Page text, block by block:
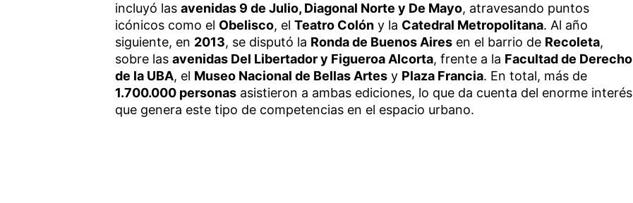
incluyó las avenidas 9 de Julio, Diagonal Norte y De Mayo, atravesando puntos
icónicos como el Obelisco, el Teatro Colóny la Catedral Metropolitana. Al año
siguiente, en 2013, se disputó la Ronda de Buenos Airesen el barrio de Recoleta,
sobre las avenidas Del Libertador y Figueroa Alcorta, frente a la Facultad de Derecho
de la UBA, el Museo Nacional de Bellas Artesy Plaza Francia. En total, más de
1.700.000 personasasistieron a ambas ediciones, lo que da cuenta del enorme interés
que genera este tipo de competencias en el espacio urbano.